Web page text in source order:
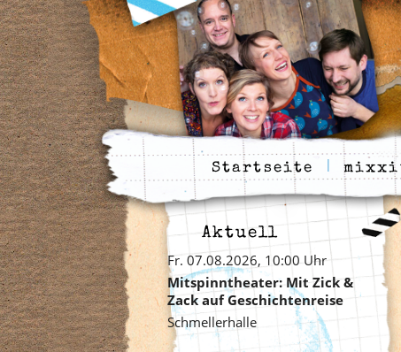
Startseite
Aktuell
Fr. 07.08.2026, 10:00 Uhr
Mitspinntheater: Mit Zick &
Zack auf Geschichtenreise
Schmellerhalle